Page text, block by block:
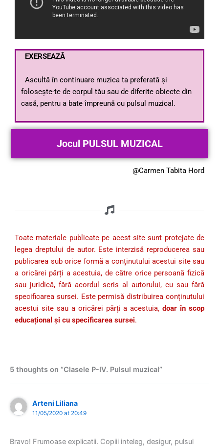
EXERSEAZĂ
Ascultă în continuare muzica ta preferată și
folosește-te de corpul tău sau de diferite obiecte din
casă, pentru a bate împreună cu pulsul muzical.
Jocul PULSUL MUZICAL
@Carmen Tabita Hord
Toate materiale publicate pe acest site sunt protejate de
legea dreptului de autor. Este interzisă reproducerea sau
publicarea sub orice formă a conținutului acestui site sau
a oricărei părți a acestuia, de către orice persoană fizică
sau juridică, fără acordul scris al autorului, cu sau fără
specificarea sursei. Este permisă distribuirea conținutului
acestui site sau a oricărei părți a acestuia,doar în scop
educațional și cu specificarea sursei.
5 thoughts on “Clasele P-IV. Pulsul muzical”
Arteni Liliana
11/05/2020 at 20:49
Bravo! Frumoase explicatii. Copiii inteleg, desigur, pulsul